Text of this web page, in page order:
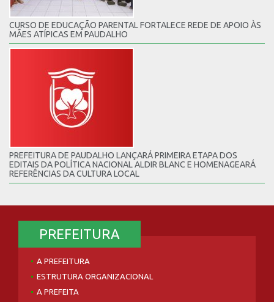
CURSO DE EDUCAÇÃO PARENTAL FORTALECE REDE DE APOIO ÀS
MÃES ATÍPICAS EM PAUDALHO
PREFEITURA DE PAUDALHO LANÇARÁ PRIMEIRA ETAPA DOS
EDITAIS DA POLÍTICA NACIONAL ALDIR BLANC E HOMENAGEARÁ
REFERÊNCIAS DA CULTURA LOCAL
PREFEITURA
A PREFEITURA
ESTRUTURA ORGANIZACIONAL
A PREFEITA